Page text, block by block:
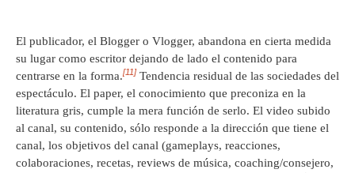
El publicador, el Blogger o Vlogger, abandona en cierta medida
su lugar como escritor dejando de lado el contenido para
centrarse en la forma.[11] Tendencia residual de las sociedades del
espectáculo. El paper, el conocimiento que preconiza en la
literatura gris, cumple la mera función de serlo. El video subido
al canal, su contenido, sólo responde a la dirección que tiene el
canal, los objetivos del canal (gameplays, reacciones,
colaboraciones, recetas, reviews de música, coaching/consejero,